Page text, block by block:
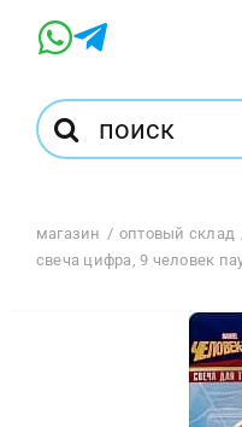
Результат
поиска:
Магазин
Оптовый Магазин
магазин оптовый склад
свеча цифра, 9 человек